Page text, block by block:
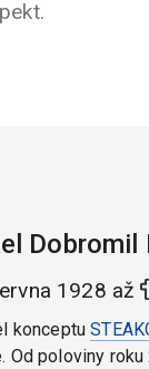
Dobromil
1928 až
konceptu
Od poloviny